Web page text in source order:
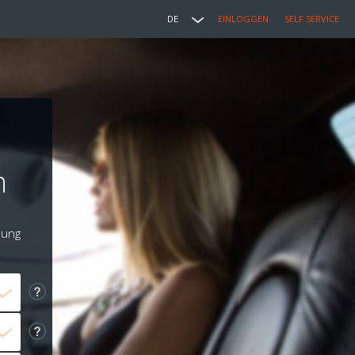
DE EINLOGGEN SELF SERVICE